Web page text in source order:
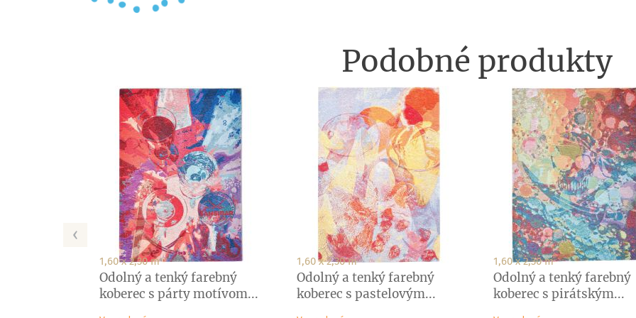
Podobné produkty
1,60 x 2,30 m
Odolný a tenký farebný
koberec s párty motívom...
1,60 x 2,30 m
Odolný a tenký farebný
koberec s pastelovým...
1,60 x 2,30 m
Odolný a tenký farebný
koberec s pirátským...
‹